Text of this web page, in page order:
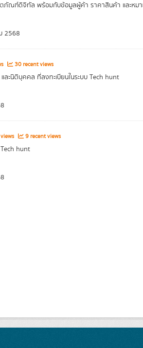
ณฑ์ดิจิทัล พร้อมกับข้อมูลผู้ค้า ราคาสินค้า และหมา
2568
30 recent views
ะนิติบุคคล ที่ลงทะเบียนในระบบ Tech hunt
9 recent views
hunt